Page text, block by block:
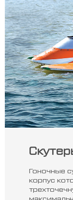
Гоночные
корпус